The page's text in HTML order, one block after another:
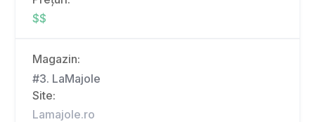
$$
Magazin:
#3. LaMajole
Site:
Lamajole.ro